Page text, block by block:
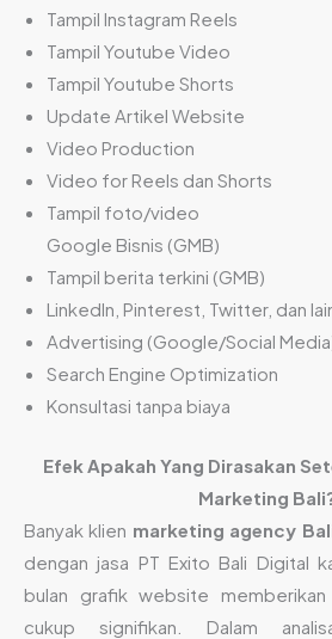
Tampil Instagram Reels
Tampil Youtube Video
Tampil Youtube Shorts
Update Artikel Website
Video Production
Video for Reels dan Shorts
Tampil foto/video
Google Bisnis (GMB)
Tampil berita terkini (GMB)
LinkedIn, Pinterest, Twitter, dan
Advertising (Google/Social
Search Engine Optimization
Konsultasi tanpa biaya
Efek Apakah Yang Dirasakan
Marketing
Banyak klien marketing agency
dengan jasa PT Exito Bali Digital
bulan grafik website
cukup signifikan. Dalam